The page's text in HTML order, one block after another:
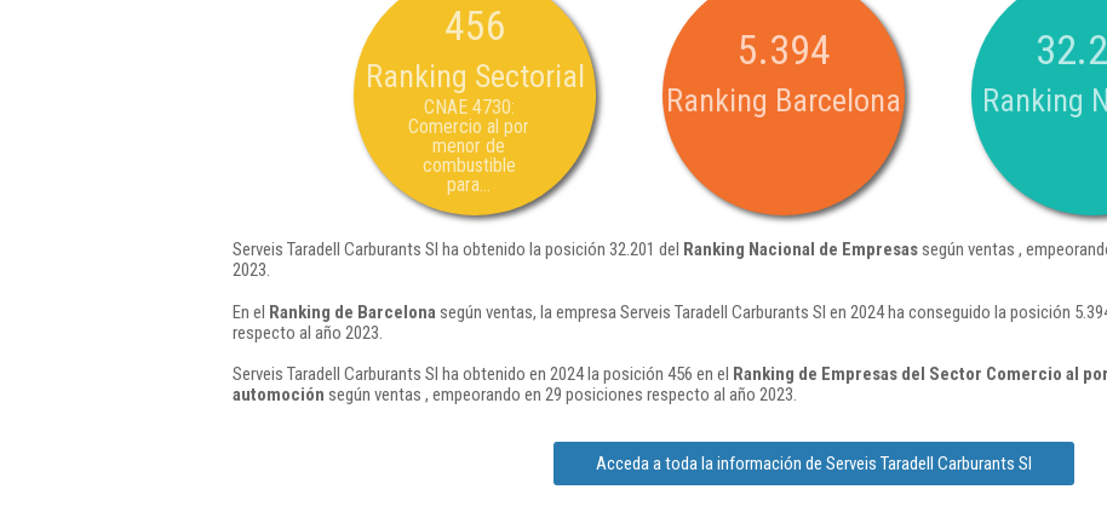
456
Ranking Sectorial
CNAE 4730:
Comercio al por
menor de
combustible
para...
5.394
Ranking Barcelona Ranking
Serveis Taradell Carburants Sl ha obtenido la posición 32.201 del Ranking Nacional de Empresassegún ventas ,
2023.
En el Ranking de Barcelona según ventas, la empresa Serveis Taradell Carburants Sl en 2024 ha conseguido la posición
respecto al año 2023.
Serveis Taradell Carburants Sl ha obtenido en 2024 la posición 456 en el Ranking de Empresas del Sector Comercio al
automoción según ventas , empeorando en 29 posiciones respecto al año 2023.
Acceda a toda la información de Serveis Taradell Carburants Sl